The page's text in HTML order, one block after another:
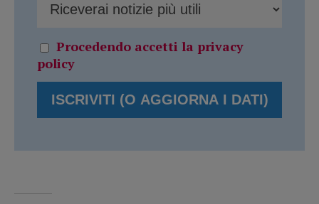
Procedendo accetti la privacy
policy